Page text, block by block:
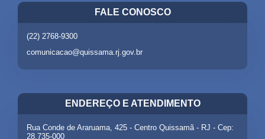
FALE CONOSCO
(22) 2768-9300
comunicacao@quissama.rj.gov.br
ENDEREÇO E ATENDIMENTO
Rua Conde de Araruama, 425 - Centro Quissamã - RJ - Cep:
28.735-000